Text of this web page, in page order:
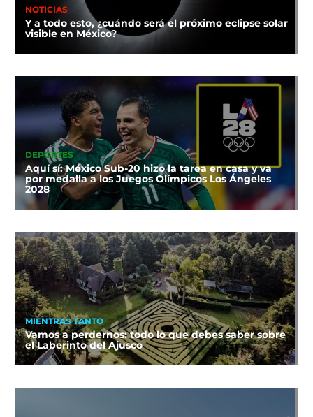
NOTICIAS
Y a todo esto, ¿cuándo será el próximo eclipse solar
visible en México?
DEPORTES
Aquí sí: México Sub-20 hizo la tarea en casa y va
por medalla a los Juegos Olímpicos Los Ángeles
2028
MIENTRAS TANTO
Vamos a perdernos: todo lo que debes saber sobre
el Laberinto del Ajusco